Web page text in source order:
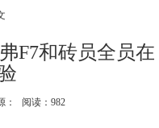
F7和砖员全员在
： 阅读：982